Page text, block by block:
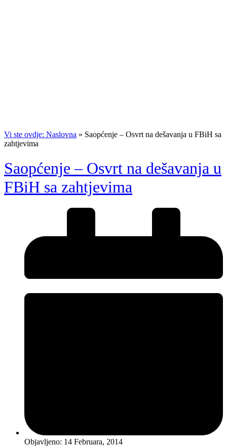
Vi ste ovdje: Naslovna » Saopćenje – Osvrt na dešavanja u FBiH sa
zahtjevima
Saopćenje – Osvrt na dešavanja u
FBiH sa zahtjevima
Objavljeno: 14 Februara, 2014